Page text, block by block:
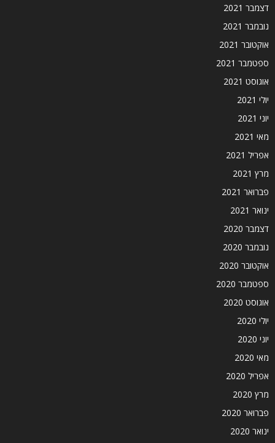
דצמבר 2021
נובמבר 2021
אוקטובר 2021
ספטמבר 2021
אוגוסט 2021
יולי 2021
יוני 2021
מאי 2021
אפריל 2021
מרץ 2021
פברואר 2021
ינואר 2021
דצמבר 2020
נובמבר 2020
אוקטובר 2020
ספטמבר 2020
אוגוסט 2020
יולי 2020
יוני 2020
מאי 2020
אפריל 2020
מרץ 2020
פברואר 2020
ינואר 2020